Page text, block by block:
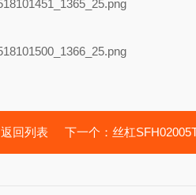
返回列表 下一个： 丝杠SFH02005TBI螺母